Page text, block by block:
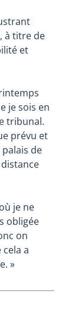
à titre de
et
je sois en
tribunal.
prévu et
de
je ne
obligée
on
a
»